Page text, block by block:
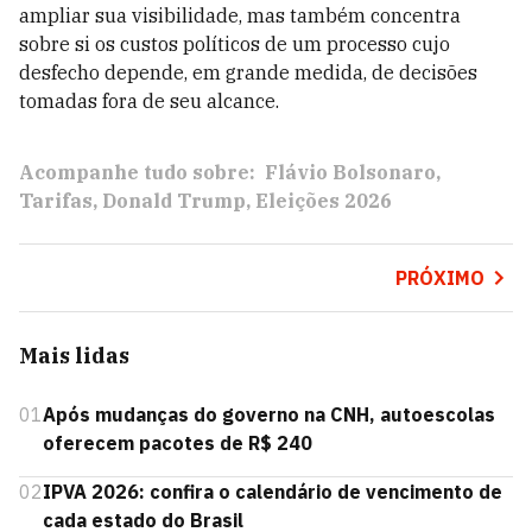
ampliar sua visibilidade, mas também concentra
sobre si os custos políticos de um processo cujo
desfecho depende, em grande medida, de decisões
tomadas fora de seu alcance.
Acompanhe tudo sobre: Flávio Bolsonaro
Tarifas Donald Trump Eleições 2026
PRÓXIMO
Mais lidas
01Após mudanças do governo na CNH, autoescolas
oferecem pacotes de R$ 240
02IPVA 2026: confira o calendário de vencimento de
cada estado do Brasil